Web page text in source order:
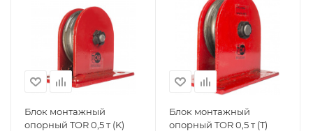
Блок монтажный
опорный TOR 0,5 т (K)
Блок монтажный
опорный TOR 0,5 т (T)